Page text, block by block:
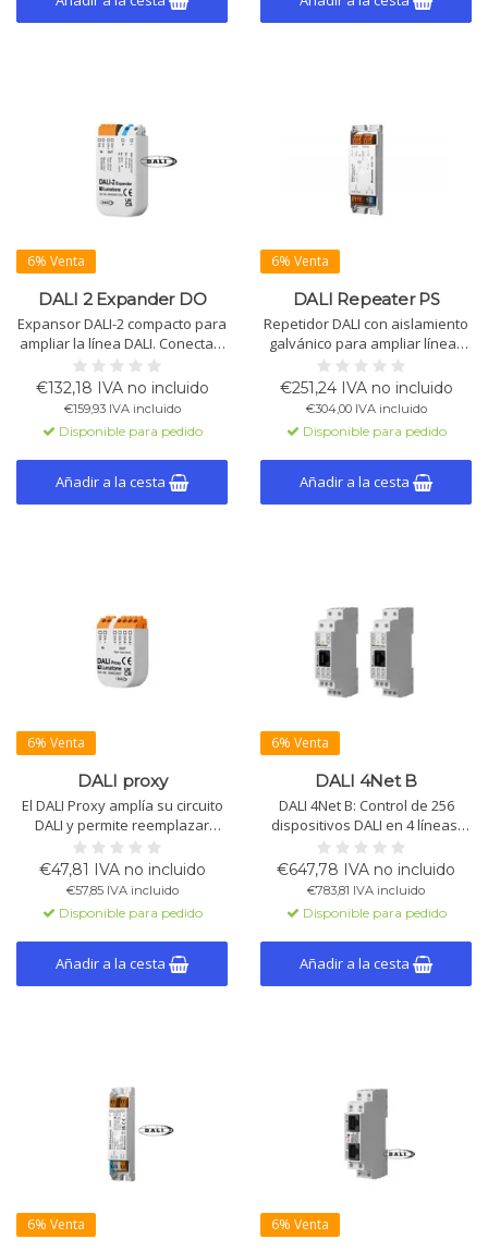
6% Venta
DALI 2 Expander DO
Expansor DALI-2 compacto para
ampliar la línea DALI. Conecta a
terminales DALI IN. Aumenta el
número de dispositivos y la
longitud del cable. Fuente de
alimentación DALI integrada.
€132,18 IVA no incluido
€159,93 IVA incluido
Disponible para pedido
Añadir a la cesta
6% Venta
DALI Repeater PS
Repetidor DALI con aislamiento
galvánico para ampliar líneas
hasta 600m. Comunicación
bidireccional sin limitar 64
direcciones. Con fuente
integrada para sistemas single
y multi master.
€251,24 IVA no incluido
€304,00 IVA incluido
Disponible para pedido
Añadir a la cesta
6% Venta
DALI proxy
El DALI Proxy amplía su circuito
DALI y permite reemplazar
dispositivos sin re-
direccionamiento. Controla 2
dispositivos DALI con 1
dirección, funciona con
software DALI Cockpit.
€47,81 IVA no incluido
€57,85 IVA incluido
Disponible para pedido
Añadir a la cesta
6% Venta
DALI 4Net B
DALI 4Net B: Control de 256
dispositivos DALI en 4 líneas.
Configuración a través de
Ethernet y software DALI-
Cockpit. Soporta Modbus TCP,
ofrece funciones avanzadas
como ciclo circadiano e
iluminación de emergencia.
€647,78 IVA no incluido
€783,81 IVA incluido
Disponible para pedido
Añadir a la cesta
6% Venta 6% Venta